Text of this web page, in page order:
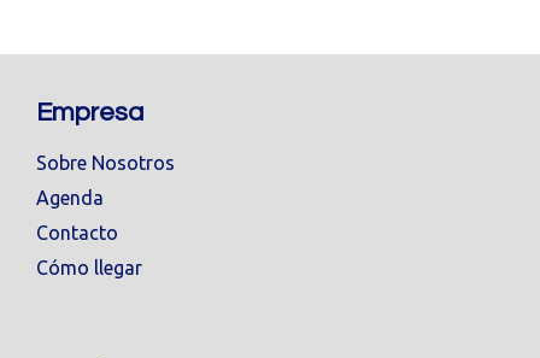
Empresa
Sobre Nosotros
Agenda
Contacto
Cómo llegar